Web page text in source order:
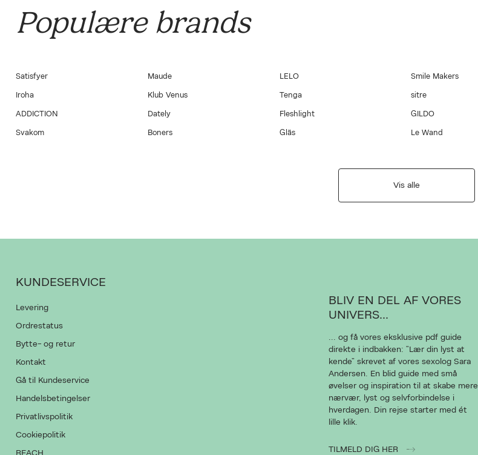
Populære brands
Satisfyer Maude LELO Smile Makers
Iroha Klub Venus Tenga sitre
ADDICTION Dately Fleshlight GILDO
Svakom Boners Gläs Le Wand
Vis alle
KUNDESERVICE
Levering
Ordrestatus
Bytte- og retur
Kontakt
Gå til Kundeservice
Handelsbetingelser
Privatlivspolitik
Cookiepolitik
REACH
BLIV EN DEL AF VORES
UNIVERS...
... og få vores eksklusive pdf guide
direkte i indbakken: “Lær din lyst at
kende” skrevet af vores sexolog Sara
Andersen. En blid guide med små
øvelser og inspiration til at skabe mere
nærvær, lyst og selvforbindelse i
hverdagen. Din rejse starter med ét
lille klik.
TILMELD DIG HER